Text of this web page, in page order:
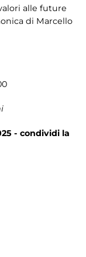
alle future
di Marcello
- condividi la